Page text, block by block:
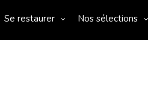
Se restaurer Nos sélections